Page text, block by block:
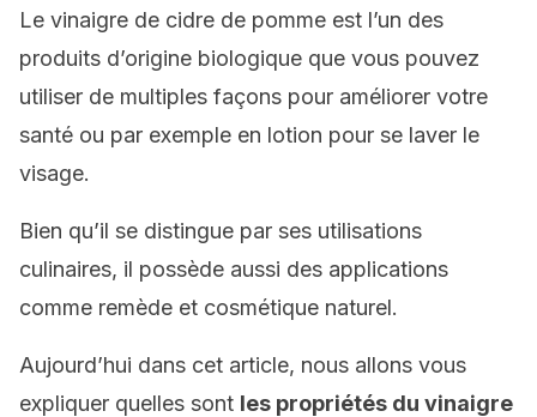
Le vinaigre de cidre de pomme est l’un des
produits d’origine biologique que vous pouvez
utiliser de multiples façons pour améliorer votre
santé ou par exemple en lotion pour se laver le
visage.
Bien qu’il se distingue par ses utilisations
culinaires, il possède aussi des applications
comme remède et cosmétique naturel.
Aujourd’hui dans cet article, nous allons vous
expliquer quelles sont les propriétés du vinaigre